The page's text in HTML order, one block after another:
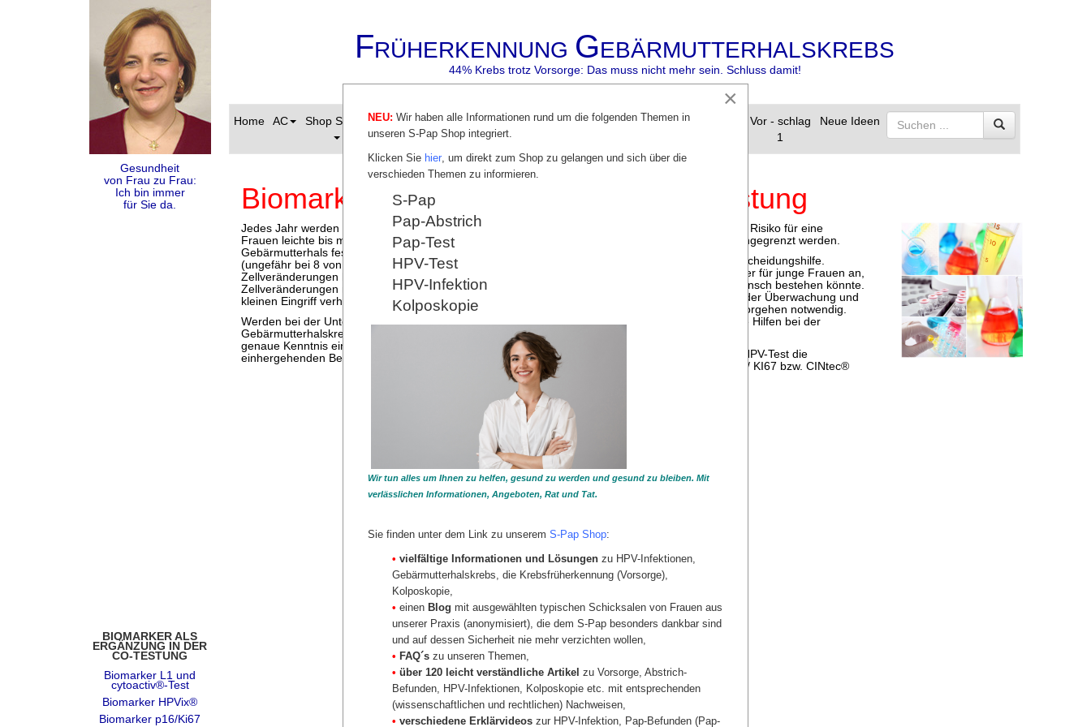
FRÜHERKENNUNG GEBÄRMUTTERHALSKREBS
44% Krebs trotz Vorsorge: Das muss nicht mehr sein. Schluss damit!
Home AC Shop S-Pap
Gyn-
Zyto
Gyn-
Zentrum
S-Pap Co- Testung
Besmart
Vor - schlag
1
Neue Ideen
Gesundheit
von Frau zu Frau:
Ich bin immer
für Sie da.
Biomarker als Ergänzung in der Co-Testung
Jedes Jahr werden in Deutschland bei circa 750.000
Frauen leichte bis mittelschwere Zellveränderungen am
Gebärmutterhals festgestellt. Bei vielen Patientinnen
(ungefähr bei 8 von 10) entsteht kein Krebs, denn die
Zellveränderungen heilen von selbst wieder aus. Wenn die
Zellveränderungen nicht von selbst heilen, kann mit einem
kleinen Eingriff verhindert werden, dass Krebs entsteht.
Werden bei der Untersuchung zur Früherkennung
Gebärmutterhalskrebs auffällige Zellen entdeckt, ist die
genaue Kenntnis einer HPV-Infektion und der damit
einhergehenden Besonderheiten oft hilfreich.
Mit Hilfe von Biomarkern kann das Risiko für eine
gefährliche Zellveränderung oft eingegrenzt werden.
Biomarker sind eine wertvolle Entscheidungshilfe.
Insbesondere bieten sich Biomarker für junge Frauen an,
bei denen in der Zukunft Kinderwunsch bestehen könnte.
Gerade in diesen Fällen wäre bei der Überwachung und
Heilung ein gewebeschonendes Vorgehen notwendig.
Hierbei können Biomarker wichtige Hilfen bei der
Als Biomarker gelten neben dem HPV-Test die
Untersuchungen L1, HPVix®, p16 / KI67 bzw. CINtec®
BIOMARKER ALS
ERGÄNZUNG IN DER
CO-TESTUNG
Biomarker L1 und
cytoactiv®-Test
Biomarker HPVix®
Biomarker p16/Ki67
×
NEU: Wir haben alle Informationen rund um die folgenden Themen in
unseren S-Pap Shop integriert.
Klicken Sie hier , um direkt zum Shop zu gelangen und sich über die
verschieden Themen zu informieren.
S-Pap
Pap-Abstrich
Pap-Test
HPV-Test
HPV-Infektion
Kolposkopie
Wir tun alles um Ihnen zu helfen, gesund zu werden und gesund zu bleiben. Mit
verlässlichen Informationen, Angeboten, Rat und Tat.
Sie finden unter dem Link zu unserem S-Pap Shop:
• vielfältige Informationen und Lösungen zu HPV-Infektionen,
Gebärmutterhalskrebs, die Krebsfrüherkennung (Vorsorge),
Kolposkopie,
• einen Blog mit ausgewählten typischen Schicksalen von Frauen aus
unserer Praxis (anonymisiert), die dem S-Pap besonders dankbar sind
und auf dessen Sicherheit nie mehr verzichten wollen,
• FAQ´s zu unseren Themen,
• über 120 leicht verständliche Artikel zu Vorsorge, Abstrich-
Befunden, HPV-Infektionen, Kolposkopie etc. mit entsprechenden
(wissenschaftlichen und rechtlichen) Nachweisen,
• verschiedene Erklärvideos zur HPV-Infektion, Pap-Befunden (Pap-